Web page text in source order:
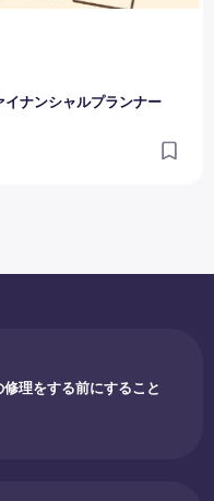
イナンシャルプランナー
理をする前にすること